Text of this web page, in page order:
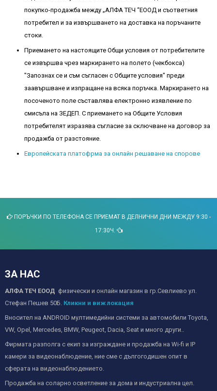
покупко-продажба между „АЛФА ТЕЧ “EООД и съответния
потребител и за извършването на доставка на поръчаните
стоки.
Приемането на настоящите Общи условия от потребителите
се извършва чрез маркирането на полето (чекбокса)
"Запознах се и съм съгласен с Общите условия" преди
заавършване и изпращане на всяка поръчка. Маркирането на
посоченото поле съставлява електронно изявление по
смисъла на ЗЕДЕП. С приемането на Общите Условия
потребителят изразява съгласие за сключване на договор за
продажба от разстояние.
Европейската платофрма за онлайн решаване на спорове
ПОРЪЧКИ ПО ТЕЛЕФОНА СЕ ПРИЕМАТ В ДЕЛНИЧНИ ДНИ МЕЖДУ 9:30 -
17:30Ч.
ЗА НАС
АЛФА ТЕЧ ЕООД физически и онлайн магазин в гр.Севлиево ул.
Стефан Пешев 50Б. Кликни и виж локация
Вносител на ANDROID мултимедийни системи за автомобили Toyota,
VW, Opel, Mercedes, BMW, Peugeot, Dacia, Seat и много други..
Фирмата разполга с екип за изграждане и продажба на Wi-fi и IP
камери за видеонаблюдение, ние сме с дългогодишен опит в
сферата на видеонаблюдението.
Продажба на соларно осветление за дома и индустриална цел.